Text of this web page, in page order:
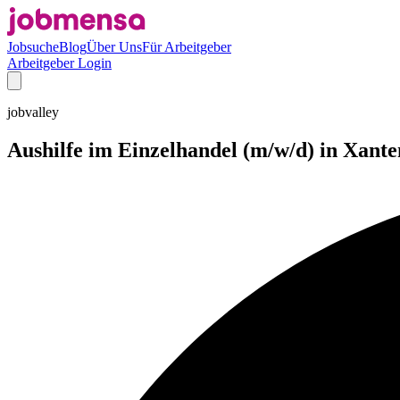
JobsucheBlogÜber UnsFür Arbeitgeber
Arbeitgeber Login
jobvalley
Aushilfe im Einzelhandel (m/w/d) in